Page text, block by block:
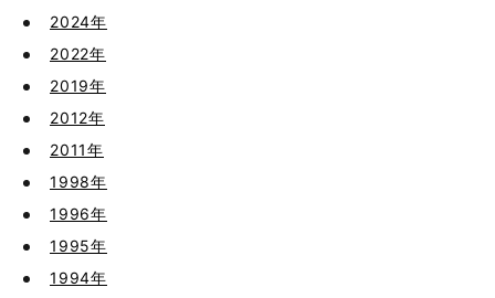
2024年
2022年
2019年
2012年
2011年
1998年
1996年
1995年
1994年